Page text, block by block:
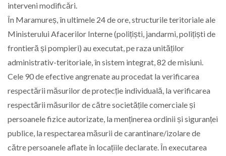
interveni modificări.
În Maramureș, în ultimele 24 de ore, structurile teritoriale ale
Ministerului Afacerilor Interne (polițiști, jandarmi, polițiști de
frontieră și pompieri) au executat, pe raza unităților
administrativ-teritoriale, în sistem integrat, 82 de misiuni.
Cele 90 de efective angrenate au procedat la verificarea
respectării măsurilor de protecție individuală, la verificarea
respectării măsurilor de către societățile comerciale și
persoanele fizice autorizate, la menținerea ordinii și siguranței
publice, la respectarea măsurii de carantinare/izolare de
către persoanele aflate în locațiile declarate. În executarea